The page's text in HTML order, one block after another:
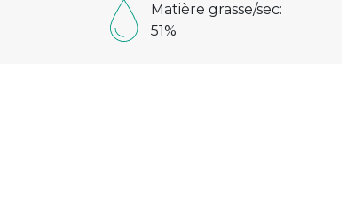
Matière grasse/sec:
51%